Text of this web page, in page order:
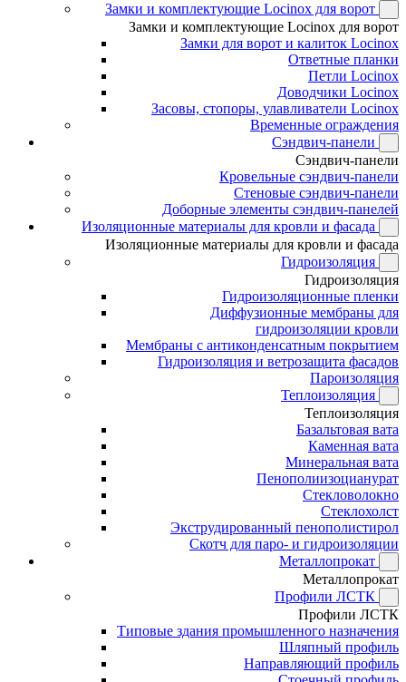
Замки и комплектующие Locinox для ворот
Замки и комплектующие Locinox для ворот
Замки для ворот и калиток Locinox
Ответные планки
Петли Locinox
Доводчики Locinox
Засовы, стопоры, улавливатели Locinox
Временные ограждения
Сэндвич-панели
Сэндвич-панели
Кровельные сэндвич-панели
Стеновые сэндвич-панели
Доборные элементы сэндвич-панелей
Изоляционные материалы для кровли и фасада
Изоляционные материалы для кровли и фасада
Гидроизоляция
Гидроизоляция
Гидроизоляционные пленки
Диффузионные мембраны для
гидроизоляции кровли
Мембраны с антиконденсатным покрытием
Гидроизоляция и ветрозащита фасадов
Пароизоляция
Теплоизоляция
Теплоизоляция
Базальтовая вата
Каменная вата
Минеральная вата
Пенополиизоцианурат
Стекловолокно
Стеклохолст
Экструдированный пенополистирол
Скотч для паро- и гидроизоляции
Металлопрокат
Металлопрокат
Профили ЛСТК
Профили ЛСТК
Типовые здания промышленного назначения
Шляпный профиль
Направляющий профиль